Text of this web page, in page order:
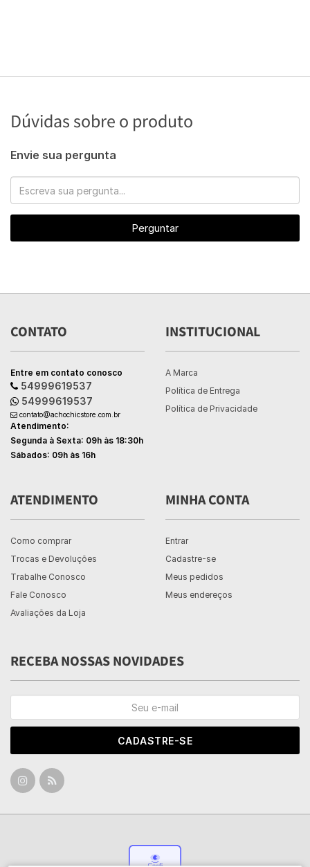
Dúvidas sobre o produto
Envie sua pergunta
Perguntar
CONTATO
Entre em contato conosco
54999619537
54999619537
contato@achochicstore.com.br
Atendimento:
Segunda à Sexta: 09h às 18:30h
Sábados: 09h às 16h
INSTITUCIONAL
A Marca
Política de Entrega
Política de Privacidade
ATENDIMENTO
Como comprar
Trocas e Devoluções
Trabalhe Conosco
Fale Conosco
Avaliações da Loja
MINHA CONTA
Entrar
Cadastre-se
Meus pedidos
Meus endereços
RECEBA NOSSAS NOVIDADES
CADASTRE-SE